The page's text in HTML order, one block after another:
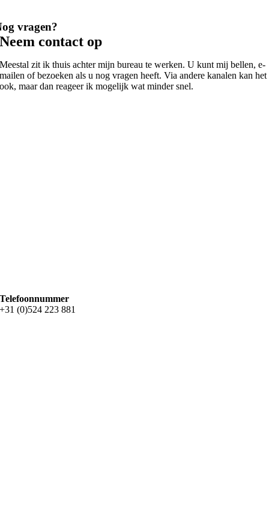
vragen?
Neem contact op
Meestal zit ik thuis achter mijn bureau te werken. U kunt mij bellen, e-
mailen of bezoeken als u nog vragen heeft. Via andere kanalen kan het
ook, maar dan reageer ik mogelijk wat minder snel.
Telefoonnummer
+31 (0)524 223 881